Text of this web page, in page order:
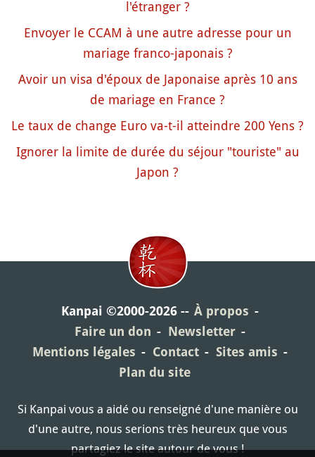
l'étranger ?
Envoyer le CCAM à une autre adresse pour un
mariage franco-japonais ?
Avoir un visa d'époux de Japonaise après 10 ans
de mariage en France ?
Le taux de change Euro va-t-il atteindre 200 Yens ?
Ignorer la limite de durée du séjour "touriste" au
Japon ?
Kanpai ©2000-2026
À propos
Faire un don
Newsletter
Mentions légales
Contact
Sites amis
Plan du site
Si Kanpai vous a aidé ou renseigné d'une manière ou
d'une autre, nous serions très heureux que vous
partagiez le site autour de vous !